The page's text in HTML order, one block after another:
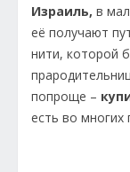
Израиль, в
её получают
нити, которой
попроще –
есть во многих